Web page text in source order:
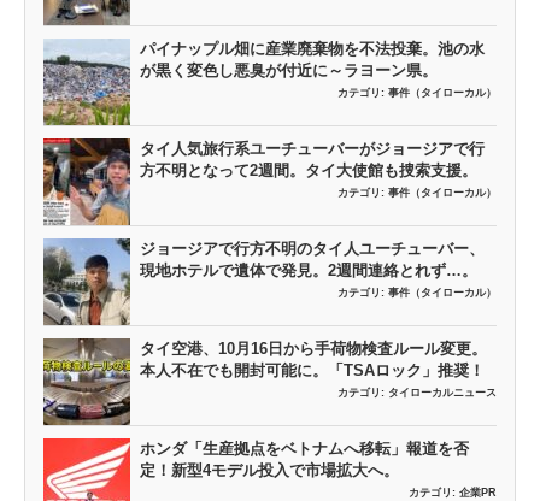
パイナップル畑に産業廃棄物を不法投棄。池の水
が黒く変色し悪臭が付近に～ラヨーン県。
カテゴリ: 事件（タイローカル）
タイ人気旅行系ユーチューバーがジョージアで行
方不明となって2週間。タイ大使館も捜索支援。
カテゴリ: 事件（タイローカル）
ジョージアで行方不明のタイ人ユーチューバー、
現地ホテルで遺体で発見。2週間連絡とれず…。
カテゴリ: 事件（タイローカル）
タイ空港、10月16日から手荷物検査ルール変更。
本人不在でも開封可能に。「TSAロック」推奨！
カテゴリ: タイローカルニュース
ホンダ「生産拠点をベトナムへ移転」報道を否
定！新型4モデル投入で市場拡大へ。
カテゴリ: 企業PR